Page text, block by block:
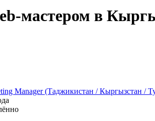
мастером в
Manager (Таджикистан / Кыргызстан /